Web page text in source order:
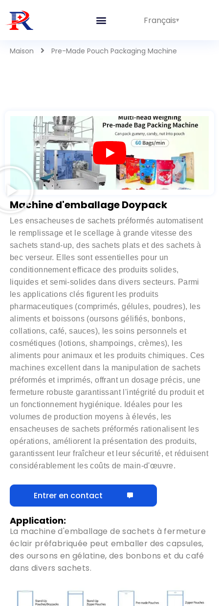
Français
Maison Pre-Made Pouch Packaging Machine
Machine d'emballage Doypack
Les ensacheuses de sachets préformés automatisent
le remplissage et le scellage à grande vitesse des
sachets stand-up, des sachets plats et des sachets à
bec verseur. Elles sont essentielles pour un
conditionnement efficace des produits solides,
liquides et semi-solides dans divers secteurs. Parmi
les applications clés figurent les produits
pharmaceutiques (comprimés, gélules, poudres), les
aliments et boissons (oursons gélifiés, bonbons,
collations, café, sauces), les soins personnels et
cosmétiques (lotions, shampoings, crèmes), les
aliments pour animaux et les produits chimiques. Ces
machines excellent dans la manipulation de sachets
préformés et imprimés, offrant un dosage précis, une
fermeture robuste garantissant l'intégrité du produit et
un fonctionnement hygiénique. Idéales pour les
volumes de production moyens à élevés, les
ensacheuses de sachets préformés rationalisent les
opérations, améliorent la présentation des produits,
garantissent leur fraîcheur et leur sécurité,et réduisent
considérablement les coûts de main-d'œuvre.
Entrer en contact
Application:
La machine d'emballage de sachets à fermeture
éclair préfabriquée peut emballer des capsules,
des oursons en gélatine, des bonbons et du café
dans divers sachets.